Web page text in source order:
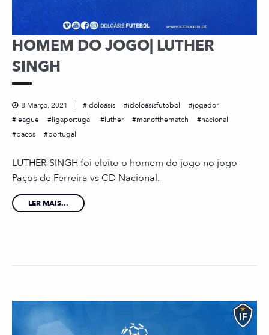
HOMEM DO JOGO| LUTHER
SINGH
8 Março, 2021 idoloásis idoloásisfutebol
jogador
league
ligaportugal luther manofthematch
nacional
pacos
portugal
LUTHER SINGH foi eleito o homem do jogo no jogo
Paços de Ferreira vs CD Nacional.
LER MAIS...